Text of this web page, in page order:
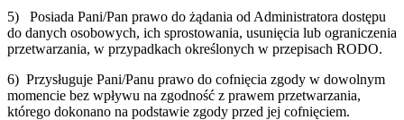
5) Posiada Pani/Pan prawo do żądania od Administratora dostępu
do danych osobowych, ich sprostowania, usunięcia lub ograniczenia
przetwarzania, w przypadkach określonych w przepisach RODO.
6) Przysługuje Pani/Panu prawo do cofnięcia zgody w dowolnym
momencie bez wpływu na zgodność z prawem przetwarzania,
którego dokonano na podstawie zgody przed jej cofnięciem.